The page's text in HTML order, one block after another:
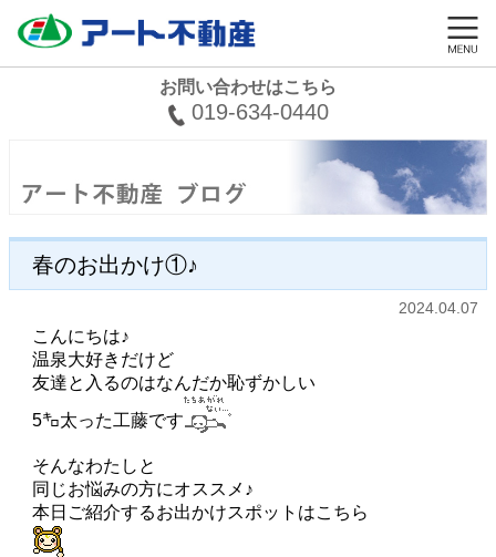
お問い合わせはこちら
019-634-0440
春のお出かけ①♪
2024.04.07
こんにちは♪
温泉大好きだけど
友達と入るのはなんだか恥ずかしい
5㌔太った工藤です
そんなわたしと
同じお悩みの方にオススメ♪
本日ご紹介するお出かけスポットはこちら